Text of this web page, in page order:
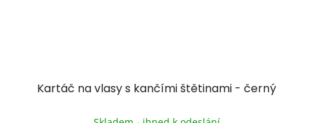
Kartáč na vlasy s kančími štětinami - černý